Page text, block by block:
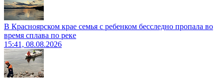
В Красноярском крае семья с ребенком бесследно пропала во
время сплава по реке
15:41, 08.08.2026